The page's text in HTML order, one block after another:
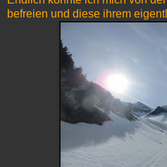
befreien und diese ihrem